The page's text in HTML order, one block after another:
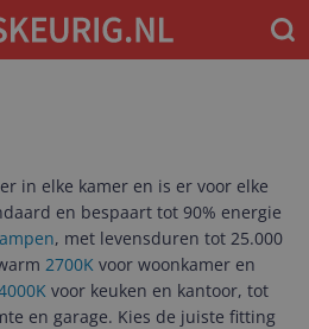
in elke kamer en is er voor elke
en bespaart tot 90% energie
, met levensduren tot 25.000
2700K voor woonkamer en
voor keuken en kantoor, tot
en garage. Kies de juiste fitting